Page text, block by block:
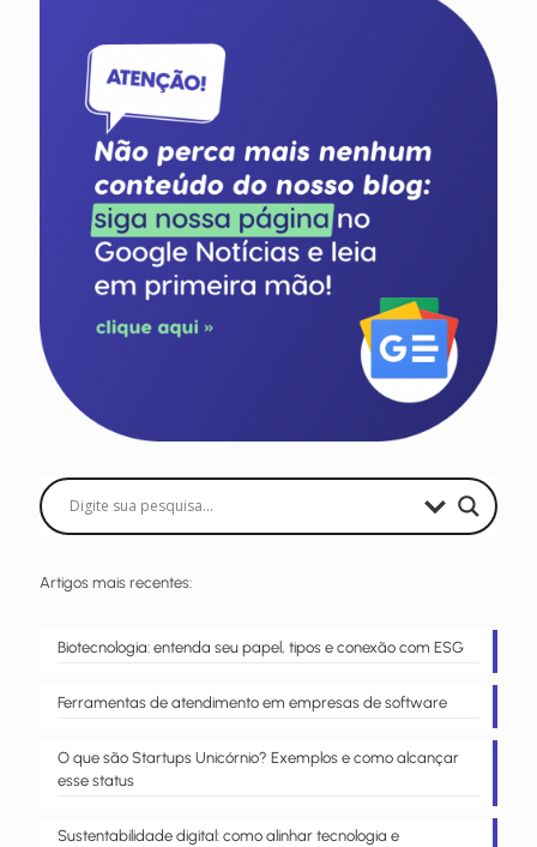
Artigos mais recentes:
Biotecnologia: entenda seu papel, tipos e conexão com ESG
Ferramentas de atendimento em empresas de software
O que são Startups Unicórnio? Exemplos e como alcançar
esse status
Sustentabilidade digital: como alinhar tecnologia e